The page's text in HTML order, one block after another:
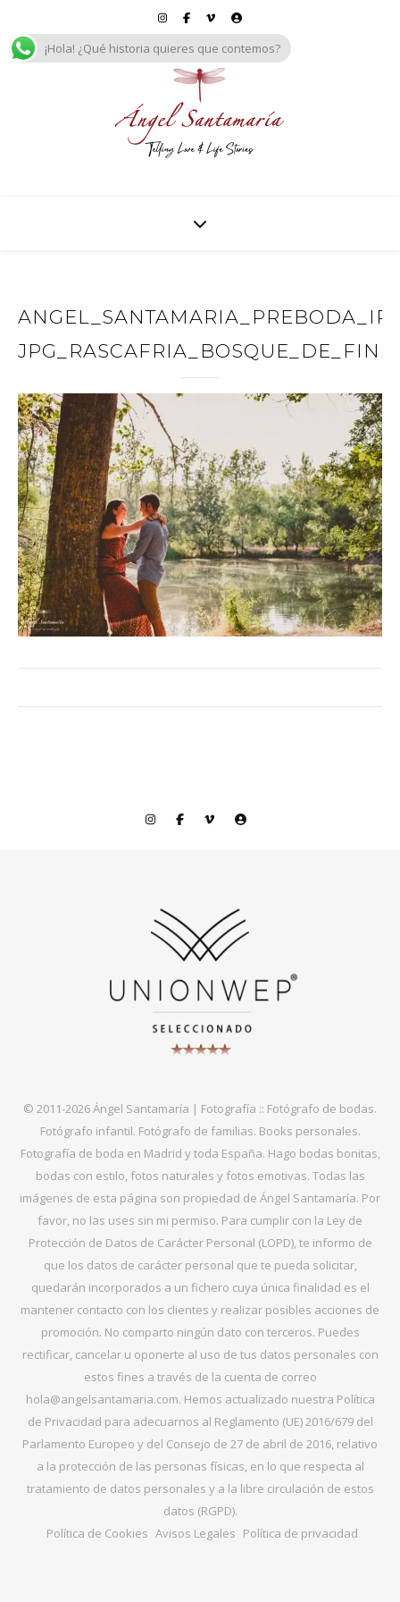
© 2011-2026 Ángel Santamaría | Fotografía :: Fotógrafo de bodas.
Fotógrafo infantil. Fotógrafo de familias. Books personales.
Fotografía de boda en Madrid y toda España. Hago bodas bonitas,
bodas con estilo, fotos naturales y fotos emotivas. Todas las
imágenes de esta página son propiedad de Ángel Santamaría. Por
favor, no las uses sin mi permiso. Para cumplir con la Ley de
Protección de Datos de Carácter Personal (LOPD), te informo de
que los datos de carácter personal que te pueda solicitar,
quedarán incorporados a un fichero cuya única finalidad es el
mantener contacto con los clientes y realizar posibles acciones de
promoción. No comparto ningún dato con terceros. Puedes
rectificar, cancelar u oponerte al uso de tus datos personales con
estos fines a través de la cuenta de correo
hola@angelsantamaria.com. Hemos actualizado nuestra Política
de Privacidad para adecuarnos al Reglamento (UE) 2016/679 del
Parlamento Europeo y del Consejo de 27 de abril de 2016, relativo
a la protección de las personas físicas, en lo que respecta al
tratamiento de datos personales y a la libre circulación de estos
datos (RGPD).
Política de Cookies Avisos Legales Política de privacidad
¡Hola! ¿Qué historia quieres que contemos?